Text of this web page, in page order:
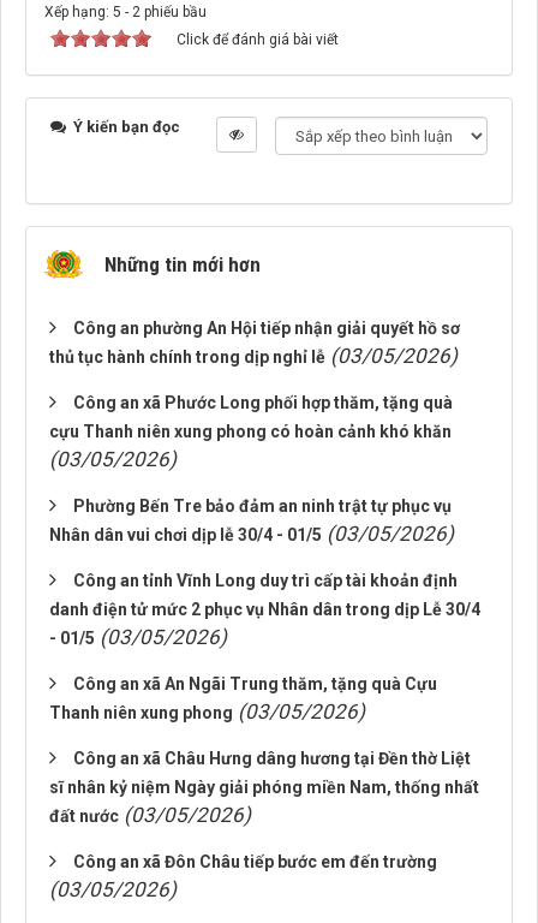
Xếp hạng: 5 - 2 phiếu bầu
Click để đánh giá bài viết
Ý kiến bạn đọc
Những tin mới hơn
Công an phường An Hội tiếp nhận giải quyết hồ sơ
thủ tục hành chính trong dịp nghỉ lễ (03/05/2026)
Công an xã Phước Long phối hợp thăm, tặng quà
cựu Thanh niên xung phong có hoàn cảnh khó khăn
(03/05/2026)
Phường Bến Tre bảo đảm an ninh trật tự phục vụ
Nhân dân vui chơi dịp lễ 30/4 - 01/5 (03/05/2026)
Công an tỉnh Vĩnh Long duy trì cấp tài khoản định
danh điện tử mức 2 phục vụ Nhân dân trong dịp Lễ 30/4
- 01/5 (03/05/2026)
Công an xã An Ngãi Trung thăm, tặng quà Cựu
Thanh niên xung phong (03/05/2026)
Công an xã Châu Hưng dâng hương tại Đền thờ Liệt
sĩ nhân kỷ niệm Ngày giải phóng miền Nam, thống nhất
đất nước (03/05/2026)
Công an xã Đôn Châu tiếp bước em đến trường
(03/05/2026)